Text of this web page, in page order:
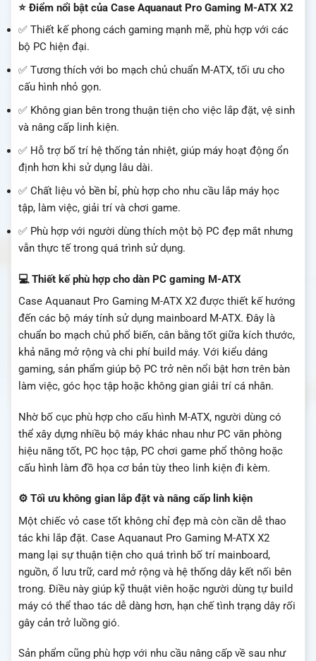
⭐ Điểm nổi bật của Case Aquanaut Pro Gaming M-ATX X2
✅ Thiết kế phong cách gaming mạnh mẽ, phù hợp với các
bộ PC hiện đại.
✅ Tương thích với bo mạch chủ chuẩn M-ATX, tối ưu cho
cấu hình nhỏ gọn.
✅ Không gian bên trong thuận tiện cho việc lắp đặt, vệ sinh
và nâng cấp linh kiện.
✅ Hỗ trợ bố trí hệ thống tản nhiệt, giúp máy hoạt động ổn
định hơn khi sử dụng lâu dài.
✅ Chất liệu vỏ bền bỉ, phù hợp cho nhu cầu lắp máy học
tập, làm việc, giải trí và chơi game.
✅ Phù hợp với người dùng thích một bộ PC đẹp mắt nhưng
vẫn thực tế trong quá trình sử dụng.
💻 Thiết kế phù hợp cho dàn PC gaming M-ATX
Case Aquanaut Pro Gaming M-ATX X2 được thiết kế hướng
đến các bộ máy tính sử dụng mainboard M-ATX. Đây là
chuẩn bo mạch chủ phổ biến, cân bằng tốt giữa kích thước,
khả năng mở rộng và chi phí build máy. Với kiểu dáng
gaming, sản phẩm giúp bộ PC trở nên nổi bật hơn trên bàn
làm việc, góc học tập hoặc không gian giải trí cá nhân.
Nhờ bố cục phù hợp cho cấu hình M-ATX, người dùng có
thể xây dựng nhiều bộ máy khác nhau như PC văn phòng
hiệu năng tốt, PC học tập, PC chơi game phổ thông hoặc
cấu hình làm đồ họa cơ bản tùy theo linh kiện đi kèm.
⚙️ Tối ưu không gian lắp đặt và nâng cấp linh kiện
Một chiếc vỏ case tốt không chỉ đẹp mà còn cần dễ thao
tác khi lắp đặt. Case Aquanaut Pro Gaming M-ATX X2
mang lại sự thuận tiện cho quá trình bố trí mainboard,
nguồn, ổ lưu trữ, card mở rộng và hệ thống dây kết nối bên
trong. Điều này giúp kỹ thuật viên hoặc người dùng tự build
máy có thể thao tác dễ dàng hơn, hạn chế tình trạng dây rối
gây cản trở luồng gió.
Sản phẩm cũng phù hợp với nhu cầu nâng cấp về sau như